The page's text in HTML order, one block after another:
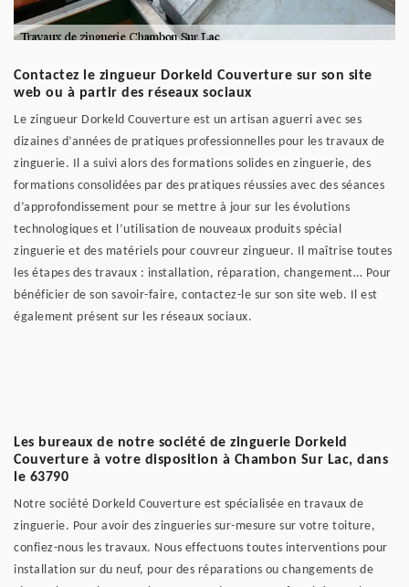
Contactez le zingueur Dorkeld Couverture sur son site
web ou à partir des réseaux sociaux
Le zingueur Dorkeld Couverture est un artisan aguerri avec ses
dizaines d’années de pratiques professionnelles pour les travaux de
zinguerie. Il a suivi alors des formations solides en zinguerie, des
formations consolidées par des pratiques réussies avec des séances
d’approfondissement pour se mettre à jour sur les évolutions
technologiques et l’utilisation de nouveaux produits spécial
zinguerie et des matériels pour couvreur zingueur. Il maîtrise toutes
les étapes des travaux : installation, réparation, changement… Pour
bénéficier de son savoir-faire, contactez-le sur son site web. Il est
également présent sur les réseaux sociaux.
Les bureaux de notre société de zinguerie Dorkeld
Couverture à votre disposition à Chambon Sur Lac, dans
le 63790
Notre société Dorkeld Couverture est spécialisée en travaux de
zinguerie. Pour avoir des zingueries sur-mesure sur votre toiture,
confiez-nous les travaux. Nous effectuons toutes interventions pour
installation sur du neuf, pour des réparations ou changements de